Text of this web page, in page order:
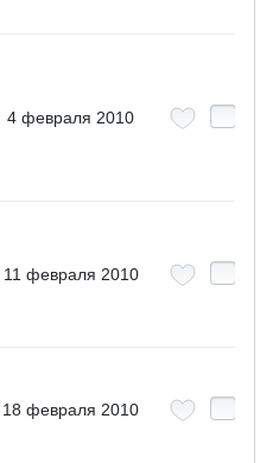
4 февраля 2010
11 февраля 2010
18 февраля 2010